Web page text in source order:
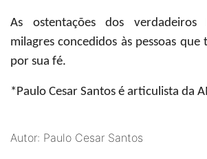
As ostentações dos verdadeiros
milagres concedidos às pessoas
por sua fé.
*Paulo Cesar Santos é articulista da
Autor: Paulo Cesar Santos